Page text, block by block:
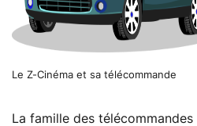
Le Z-Cinéma et sa télécommande
La famille des